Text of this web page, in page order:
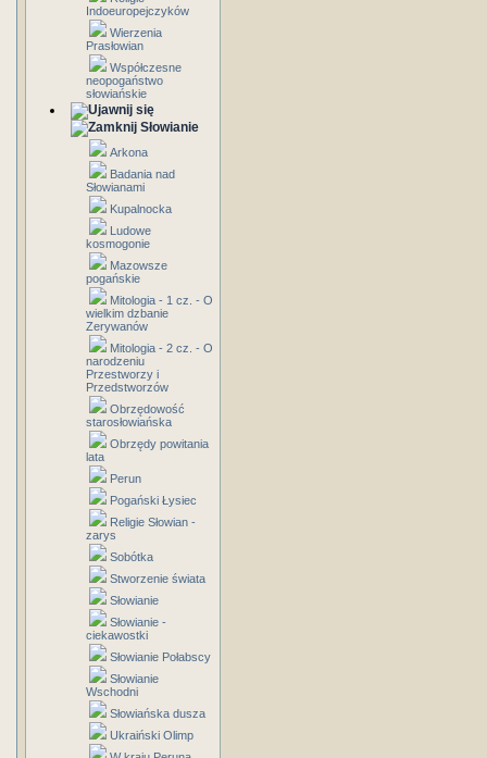
Indoeuropejczyków
Wierzenia
Prasłowian
Współczesne
neopogaństwo
słowiańskie
Słowianie
Arkona
Badania nad
Słowianami
Kupalnocka
Ludowe
kosmogonie
Mazowsze
pogańskie
Mitologia - 1 cz. - O
wielkim dzbanie
Zerywanów
Mitologia - 2 cz. - O
narodzeniu
Przestworzy i
Przedstworzów
Obrzędowość
starosłowiańska
Obrzędy powitania
lata
Perun
Pogański Łysiec
Religie Słowian -
zarys
Sobótka
Stworzenie świata
Słowianie
Słowianie -
ciekawostki
Słowianie Połabscy
Słowianie
Wschodni
Słowiańska dusza
Ukraiński Olimp